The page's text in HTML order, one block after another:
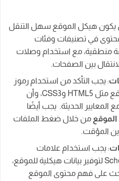
يكون هيكل الموقع سهل التنقل
في تصنيفات وفئات
منطقية، مع استخدام وصلات
بين الصفحات.
: يجب التأكد من استخدام رموز
التنسيق الصحيحة للموقع مثل HTML5 وCSS3، وأن
المعايير الحديثة. يجب أيضًا
من خلال ضغط الملفات
المؤقت.
: يجب استخدام علامات
توضيحية مثل Schema.org لتوفير بيانات هيكلية للموقع،
على فهم محتوى الموقع